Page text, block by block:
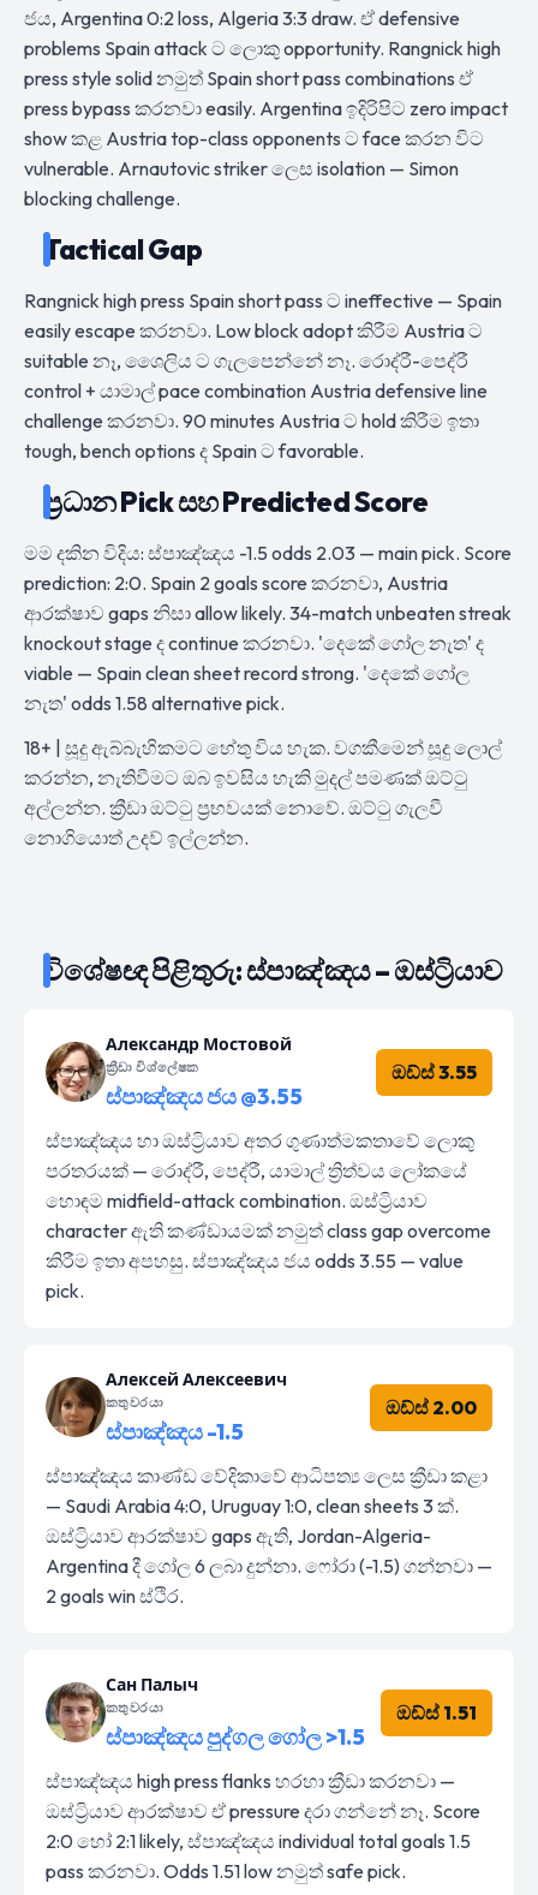
ජය, Argentina 0:2 loss, Algeria 3:3 draw. ඒ defensive
problems Spain attack ට ලොකු opportunity. Rangnick high
press style solid නමුත් Spain short pass combinations ඒ
press bypass කරනවා easily. Argentina ඉදිරිපිට zero impact
show කළ Austria top-class opponents ට face කරන විට
vulnerable. Arnautovic striker ලෙස isolation — Simon
blocking challenge.
Tactical Gap
Rangnick high press Spain short pass ට ineffective — Spain
easily escape කරනවා. Low block adopt කිරීම Austria ට
suitable නෑ, ශෛලිය ට ගැලපෙන්නේ නෑ. රොද්රී-පෙද්රී
control + යාමාල් pace combination Austria defensive line
challenge කරනවා. 90 minutes Austria ට hold කිරීම ඉතා
tough, bench options ද Spain ට favorable.
ප්‍රධාන Pick සහ Predicted Score
මම දකින විදිය: ස්පාඤ්ඤය -1.5 odds 2.03 — main pick. Score
prediction: 2:0. Spain 2 goals score කරනවා, Austria
ආරක්ෂාව gaps නිසා allow likely. 34-match unbeaten streak
knockout stage ද continue කරනවා. 'දෙකේ ගෝල නැත' ද
viable — Spain clean sheet record strong. 'දෙකේ ගෝල
නැත' odds 1.58 alternative pick.
18+ | සූදු ඇබ්බැහිකමට හේතු විය හැක. වගකීමෙන් සූදු ලොල්
කරන්න, නැතිවීමට ඔබ ඉවසිය හැකි මුදල් පමණක් ඔට්ටු
අල්ලන්න. ක්‍රීඩා ඔට්ටු ප්‍රභවයක් නොවේ. ඔට්ටු ගැලවී
නොගියොත් උදව් ඉල්ලන්න.
විශේෂඥ පිළිතුරු: ස්පාඤ්ඤය – ඔස්ට්‍රියාව
Александр Мостовой
ක්‍රීඩා විශ්ලේෂක
ස්පාඤ්ඤය ජය @3.55
ඔඩ්ස් 3.55
ස්පාඤ්ඤය හා ඔස්ට්‍රියාව අතර ගුණාත්මකතාවේ ලොකු
පරතරයක් — රොද්රී, පෙද්රී, යාමාල් ත්‍රිත්වය ලෝකයේ
හොඳම midfield-attack combination. ඔස්ට්‍රියාව
character ඇති කණ්ඩායමක් නමුත් class gap overcome
කිරීම ඉතා අපහසු. ස්පාඤ්ඤය ජය odds 3.55 — value
pick.
Алексей Алексеевич
කතුවරයා
ස්පාඤ්ඤය -1.5
ඔඩ්ස් 2.00
ස්පාඤ්ඤය කාණ්ඩ වේදිකාවේ ආධිපත්‍ය ලෙස ක්‍රීඩා කළා
— Saudi Arabia 4:0, Uruguay 1:0, clean sheets 3 ක්.
ඔස්ට්‍රියාව ආරක්ෂාව gaps ඇති, Jordan-Algeria-
Argentina දී ගෝල 6 ලබා දුන්නා. ෆෝරා (-1.5) ගන්නවා —
2 goals win ස්ථිර.
Сан Палыч
කතුවරයා
ස්පාඤ්ඤය පුද්ගල ගෝල >1.5
ඔඩ්ස් 1.51
ස්පාඤ්ඤය high press flanks හරහා ක්‍රීඩා කරනවා —
ඔස්ට්‍රියාව ආරක්ෂාව ඒ pressure දරා ගන්නේ නෑ. Score
2:0 හෝ 2:1 likely, ස්පාඤ්ඤය individual total goals 1.5
pass කරනවා. Odds 1.51 low නමුත් safe pick.